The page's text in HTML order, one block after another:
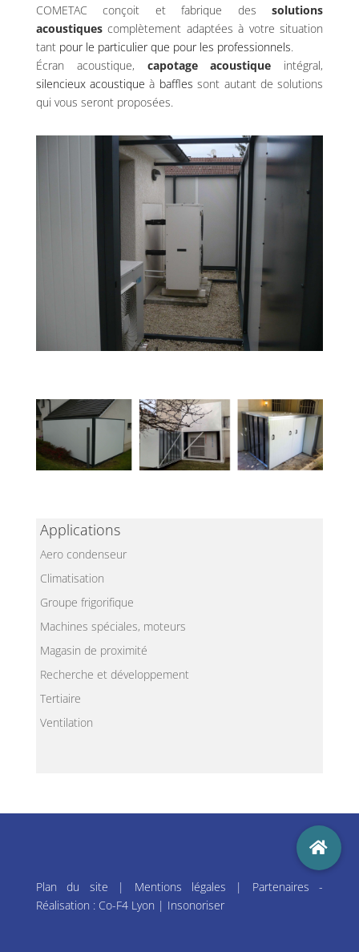
COMETAC conçoit et fabrique dessolutions
acoustiquescomplètement adaptées à votre situation
tant pour le particulier que pour les professionnels.
Écran acoustique, capotage acoustique intégral,
silencieux acoustique à baffles sont autant de solutions
qui vous seront proposées.
Applications
Aero condenseur
Climatisation
Groupe frigorifique
Machines spéciales, moteurs
Magasin de proximité
Recherche et développement
Tertiaire
Ventilation
Plan du site | Mentions légales | Partenaires
-
Réalisation : Co-F4 Lyon | Insonoriser